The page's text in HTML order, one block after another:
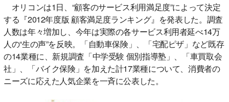
オリコンは1日、“顧客のサービス利用満足度”によって決定
する『2012年度版 顧客満足度ランキング』を発表した。調査
人数は年々増加し、今年は実際の各サービス利用者延べ14万
人の“生の声”を反映。「自動車保険」、「宅配ピザ」など既存
の14業種に、新規調査「中学受験 個別指導塾」、「車買取会
社」、「バイク保険」を加えた計17業種について、消費者の
ニーズに応えた人気企業を一斉に公表した。